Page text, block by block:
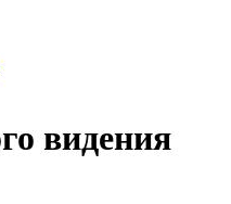
видения